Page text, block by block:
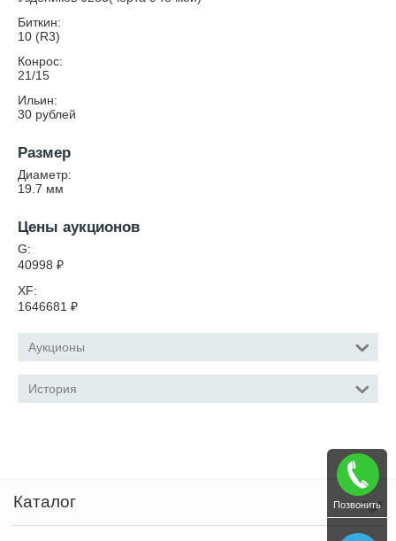
Биткин:
10 (R3)
Конрос:
21/15
Ильин:
30 рублей
Размер
Диаметр:
19.7 мм
Цены аукционов
G:
40998 ₽
XF:
1646681 ₽
Аукционы
История
Каталог Позвонить